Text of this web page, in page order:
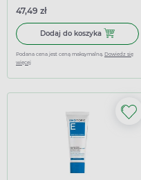
47,49 zł
Dodaj do koszyka Dodaj do
Podana cena jest ceną maksymalną. Dowiedz się
więcej